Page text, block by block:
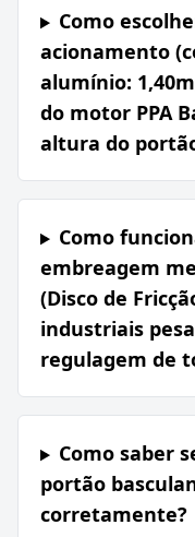
Como
acionamento
alumínio:
do motor PPA
altura do
Como
embreagem
(Disco de
industriais
regulagem de
Como saber
portão
corretamente?